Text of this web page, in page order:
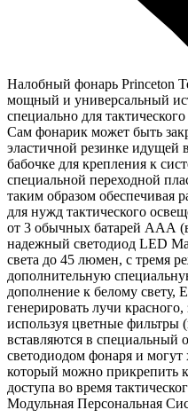
Налобный фонарь Princeton
мощный и универсальный
специально для
Сам фонарик может быть
эластичной резинке идущей
бабочке для крепления к
специальной переходной
таким образом обеспечивая
для нужд тактического
от 3 обычных батарей ААА
надежный светодиод LED
света до 45 люмен, с тремя
дополнительную
дополнение к белому свету,
генерировать лучи красного,
используя цветные фильтры
вставляются в специальный
светодиодом фонаря и могут
который можно прикрепить
доступа во время
Модульная Персональная